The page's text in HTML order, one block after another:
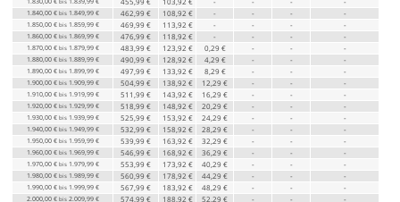
bis
1.840,00 € bis 1.849,99 € 462,99 € 108,92 € - - - -
1.850,00 € bis 1.859,99 € 469,99 € 113,92 € - - - -
1.860,00 € bis 1.869,99 € 476,99 € 118,92 € - - - -
1.870,00 € bis 1.879,99 € 483,99 € 123,92 € 0,29 € - - -
1.880,00 € bis 1.889,99 € 490,99 € 128,92 € 4,29 € - - -
1.890,00 € bis 1.899,99 € 497,99 € 133,92 € 8,29 € - - -
1.900,00 € bis 1.909,99 € 504,99 € 138,92 € 12,29 € - - -
1.910,00 € bis 1.919,99 € 511,99 € 143,92 € 16,29 € - - -
1.920,00 € bis 1.929,99 € 518,99 € 148,92 € 20,29 € - - -
1.930,00 € bis 1.939,99 € 525,99 € 153,92 € 24,29 € - - -
1.940,00 € bis 1.949,99 € 532,99 € 158,92 € 28,29 € - - -
1.950,00 € bis 1.959,99 € 539,99 € 163,92 € 32,29 € - - -
1.960,00 € bis 1.969,99 € 546,99 € 168,92 € 36,29 € - - -
1.970,00 € bis 1.979,99 € 553,99 € 173,92 € 40,29 € - - -
1.980,00 € bis 1.989,99 € 560,99 € 178,92 € 44,29 € - - -
1.990,00 € bis 1.999,99 € 567,99 € 183,92 € 48,29 € - - -
2.000,00 € bis 2.009,99 € 574,99 € 188,92 € 52,29 € - - -